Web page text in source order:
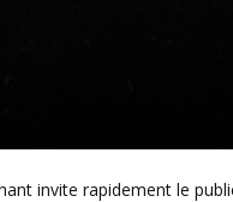
invite rapidement le